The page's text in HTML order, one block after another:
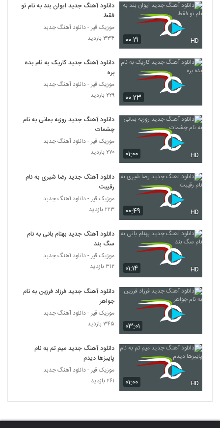
۰۰:۱۹ HD
دانلود آهنگ جدید ایوان بند به نام تو
فقط
موزیک قیر - دانلود آهنگ جدبد
۳۳۴ بازدید
۰۰:۲۳
دانلود آهنگ جدید کاریک به نام بده
بره
موزیک قیر - دانلود آهنگ جدبد
۲۲۹ بازدید
۰۱:۰۰ HD
دانلود آهنگ جدید روزبه بمانی به نام
چشمات
موزیک قیر - دانلود آهنگ جدبد
۲۷۰ بازدید
۰۰:۴۹ HD
دانلود آهنگ جدید رضا شیری به نام
رقیبت
موزیک قیر - دانلود آهنگ جدبد
۲۲۳ بازدید
۰۱:۱۴ HD
دانلود آهنگ جدید بهنام بانی به نام
سگ بند
موزیک قیر - دانلود آهنگ جدبد
۳۱۲ بازدید
۰۳:۰۱
دانلود آهنگ جدید فرزاد فرزین به نام
جواهر
موزیک قیر - دانلود آهنگ جدبد
۳۴۵ بازدید
۰۱:۰۰ HD
دانلود آهنگ جدید میم تم به نام
پاییزها دیدم
موزیک قیر - دانلود آهنگ جدبد
۲۶۱ بازدید